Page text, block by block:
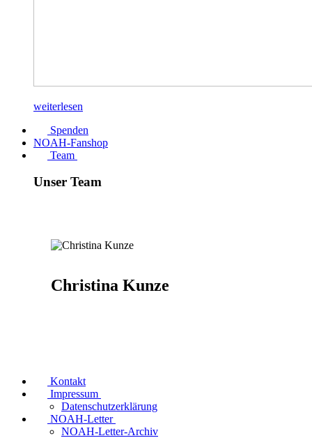
weiterlesen
Spenden
NOAH-Fanshop
Team
Unser Team
Christina Kunze
Kontakt
Impressum
Datenschutzerklärung
NOAH-Letter
NOAH-Letter-Archiv